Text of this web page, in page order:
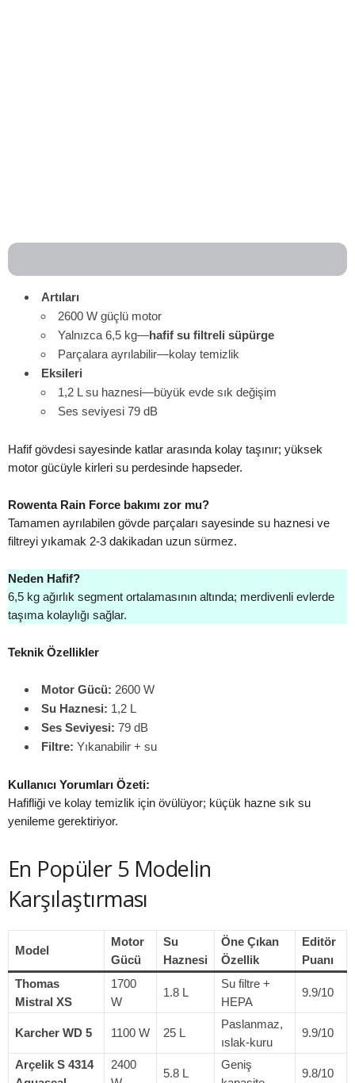
Artıları
2600 W güçlü motor
Yalnızca 6,5 kg—hafif su filtreli süpürge
Parçalara ayrılabilir—kolay temizlik
Eksileri
1,2 L su haznesi—büyük evde sık değişim
Ses seviyesi 79 dB
Hafif gövdesi sayesinde katlar arasında kolay taşınır; yüksek
motor gücüyle kirleri su perdesinde hapseder.
Rowenta Rain Force bakımı zor mu?
Tamamen ayrılabilen gövde parçaları sayesinde su haznesi ve
filtreyi yıkamak 2-3 dakikadan uzun sürmez.
Neden Hafif?
6,5 kg ağırlık segment ortalamasının altında; merdivenli evlerde
taşıma kolaylığı sağlar.
Teknik Özellikler
Motor Gücü: 2600 W
Su Haznesi: 1,2 L
Ses Seviyesi: 79 dB
Filtre: Yıkanabilir + su
Kullanıcı Yorumları Özeti:
Hafifliği ve kolay temizlik için övülüyor; küçük hazne sık su
yenileme gerektiriyor.
En Popüler 5 Modelin
Karşılaştırması
Model
Motor
Gücü
Su
Haznesi
Öne Çıkan
Özellik
Editör
Puanı
Thomas
Mistral XS
1700
W
1.8 L
Su filtre +
HEPA
9.9/10
Karcher WD 5 1100 W 25 L
Paslanmaz,
ıslak-kuru
9.9/10
Arçelik S 4314
2400
5.8 L
Geniş
9.8/10